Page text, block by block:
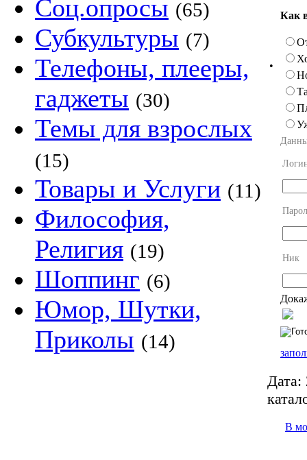
Соц.опросы (65)
Субкультуры (7)
Телефоны, плееры,
гаджеты (30)
Темы для взрослых
(15)
Товары и Услуги (11)
Философия,
Религия (19)
Шоппинг (6)
Юмор, Шутки,
Приколы (14)
•
Как
Ник
Дата:
В